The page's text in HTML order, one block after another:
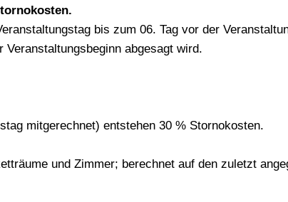
bis zum 06. Tag vor der
abgesagt wird.
mitgerechnet) entstehen 30 % Stornokosten.
und Zimmer; berechnet auf den zuletzt